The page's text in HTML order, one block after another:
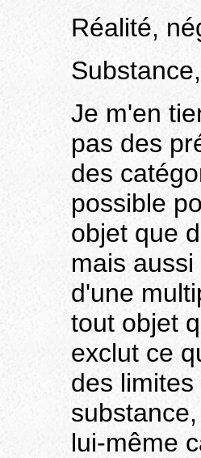
Réalité,
Je m'en
pas des
des
possible
objet que
mais
d'une
tout objet
exclut ce
des
lui-même